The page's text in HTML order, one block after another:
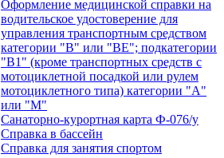
Оформление медицинской справки на
водительское удостоверение для
управления транспортным средством
категории "В" или "BE"; подкатегории
"В1" (кроме транспортных средств с
мотоциклетной посадкой или рулем
мотоциклетного типа) категории "А"
или "М"
Санаторно-курортная карта Ф-076/у
Справка в бассейн
Справка для занятия спортом